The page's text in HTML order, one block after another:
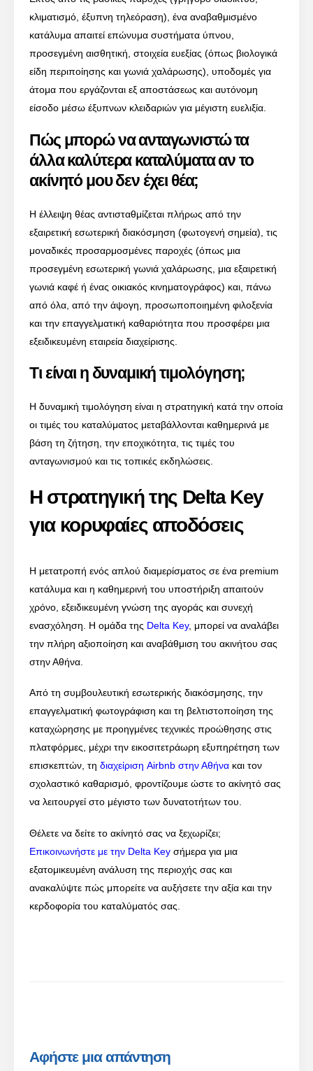
κλιματισμό, έξυπνη τηλεόραση), ένα αναβαθμισμένο
κατάλυμα απαιτεί επώνυμα συστήματα ύπνου,
προσεγμένη αισθητική, στοιχεία ευεξίας (όπως βιολογικά
είδη περιποίησης και γωνιά χαλάρωσης), υποδομές για
άτομα που εργάζονται εξ αποστάσεως και αυτόνομη
είσοδο μέσω έξυπνων κλειδαριών για μέγιστη ευελιξία.
Πώς μπορώ να ανταγωνιστώ τα
άλλα καλύτερα καταλύματα αν το
ακίνητό μου δεν έχει θέα;
Η έλλειψη θέας αντισταθμίζεται πλήρως από την
εξαιρετική εσωτερική διακόσμηση (φωτογενή σημεία), τις
μοναδικές προσαρμοσμένες παροχές (όπως μια
προσεγμένη εσωτερική γωνιά χαλάρωσης, μια εξαιρετική
γωνιά καφέ ή ένας οικιακός κινηματογράφος) και, πάνω
από όλα, από την άψογη, προσωποποιημένη φιλοξενία
και την επαγγελματική καθαριότητα που προσφέρει μια
εξειδικευμένη εταιρεία διαχείρισης.
Τι είναι η δυναμική τιμολόγηση;
Η δυναμική τιμολόγηση είναι η στρατηγική κατά την οποία
οι τιμές του καταλύματος μεταβάλλονται καθημερινά με
βάση τη ζήτηση, την εποχικότητα, τις τιμές του
ανταγωνισμού και τις τοπικές εκδηλώσεις.
Η στρατηγική της Delta Key
για κορυφαίες αποδόσεις
Η μετατροπή ενός απλού διαμερίσματος σε ένα premium
κατάλυμα και η καθημερινή του υποστήριξη απαιτούν
χρόνο, εξειδικευμένη γνώση της αγοράς και συνεχή
ενασχόληση. Η ομάδα της Delta Key, μπορεί να αναλάβει
την πλήρη αξιοποίηση και αναβάθμιση του ακινήτου σας
στην Αθήνα.
Από τη συμβουλευτική εσωτερικής διακόσμησης, την
επαγγελματική φωτογράφιση και τη βελτιστοποίηση της
καταχώρησης με προηγμένες τεχνικές προώθησης στις
πλατφόρμες, μέχρι την εικοσιτετράωρη εξυπηρέτηση των
επισκεπτών, τηδιαχείριση Airbnb στην Αθήνα και τον
σχολαστικό καθαρισμό, φροντίζουμε ώστε το ακίνητό σας
να λειτουργεί στο μέγιστο των δυνατοτήτων του.
Θέλετε να δείτε το ακίνητό σας να ξεχωρίζει;
Επικοινωνήστε με την Delta Key σήμερα για μια
εξατομικευμένη ανάλυση της περιοχής σας και
ανακαλύψτε πώς μπορείτε να αυξήσετε την αξία και την
κερδοφορία του καταλύματός σας.
Αφήστε μια απάντηση